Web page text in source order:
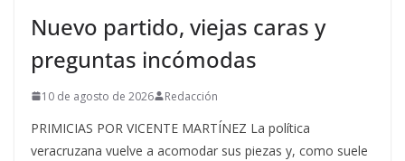
Nuevo partido, viejas caras y
preguntas incómodas
10 de agosto de 2026 Redacción
PRIMICIAS POR VICENTE MARTÍNEZ La política
veracruzana vuelve a acomodar sus piezas y, como suele